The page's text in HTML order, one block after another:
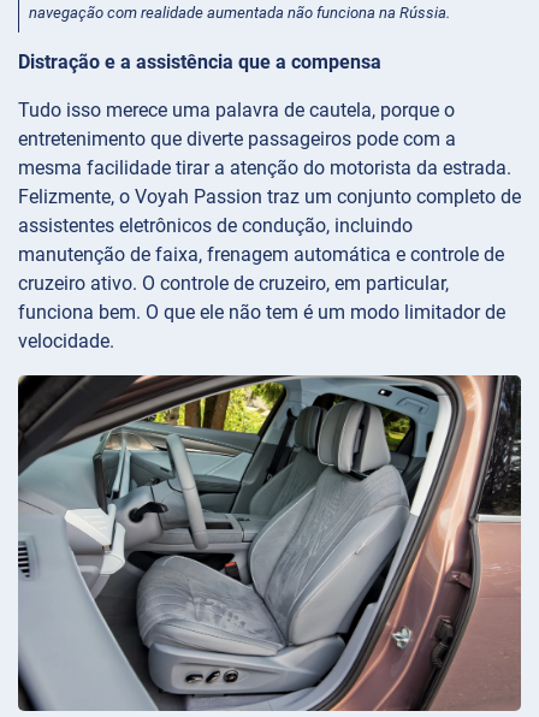
navegação com realidade aumentada não funciona na Rússia.
Distração e a assistência que a compensa
Tudo isso merece uma palavra de cautela, porque o
entretenimento que diverte passageiros pode com a
mesma facilidade tirar a atenção do motorista da estrada.
Felizmente, o Voyah Passion traz um conjunto completo de
assistentes eletrônicos de condução, incluindo
manutenção de faixa, frenagem automática e controle de
cruzeiro ativo. O controle de cruzeiro, em particular,
funciona bem. O que ele não tem é um modo limitador de
velocidade.